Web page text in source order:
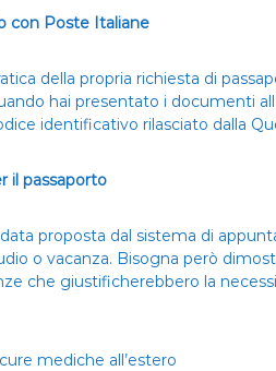
con Poste Italiane
della propria richiesta di
hai presentato i documenti
identificativo rilasciato dalla
il passaporto
proposta dal sistema di
o vacanza. Bisogna però
che giustificherebbero la
mediche all’estero